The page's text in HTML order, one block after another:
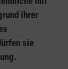
ihrer
sie